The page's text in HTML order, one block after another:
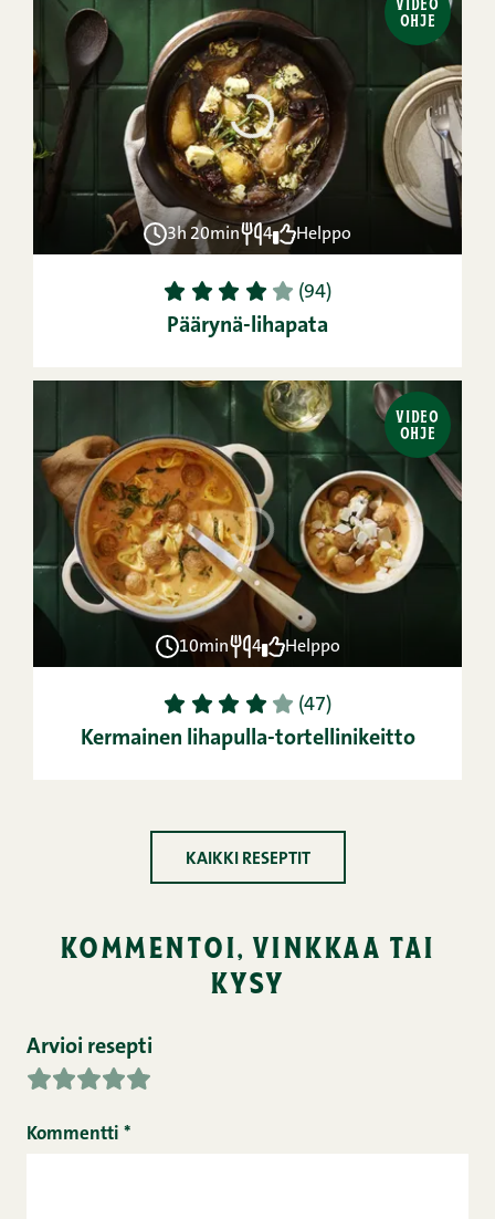
VIDEO
OHJE
3h 20min 4 Helppo
1 2 3 4 5 (94)
Päärynä-lihapata
VIDEO
OHJE
10min 4 Helppo
1 2 3 4 5 (47)
Kermainen lihapulla-tortellinikeitto
KAIKKI RESEPTIT
kommentoi, vinkkaa tai
kysy
Arvioi resepti
Kommentti *